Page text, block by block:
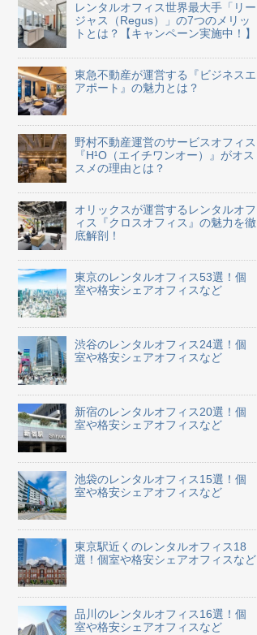
レンタルオフィス世界最大手「リー
ジャス（Regus）」の7つのメリッ
トとは？【キャンペーン実施中！】
東急不動産が運営する『ビジネスエ
アポート』の魅力とは？
野村不動産運営のサービスオフィス
『H¹O（エイチワンオー）』がオス
スメの理由とは？
オリックスが運営するレンタルオフ
ィス『クロスオフィス』の魅力を徹
底解剖！
東京のレンタルオフィス53選！個
室や格安シェアオフィスなど
渋谷のレンタルオフィス24選！個
室や格安シェアオフィスなど
新宿のレンタルオフィス20選！個
室や格安シェアオフィスなど
池袋のレンタルオフィス15選！個
室や格安シェアオフィスなど
東京駅近くのレンタルオフィス18
選！個室や格安シェアオフィスなど
品川のレンタルオフィス16選！個
室や格安シェアオフィスなど